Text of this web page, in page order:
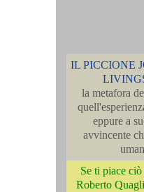
IL PICCIONE
la metafora
eppure a
avvincente
Se ti piace
Roberto